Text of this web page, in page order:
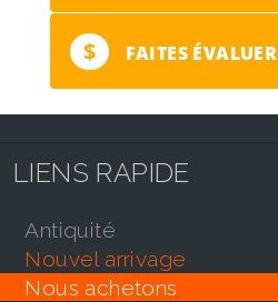
$ FAITES ÉVALUER
LIENS RAPIDE
antiquité
nouvel arrivage
nous achetons